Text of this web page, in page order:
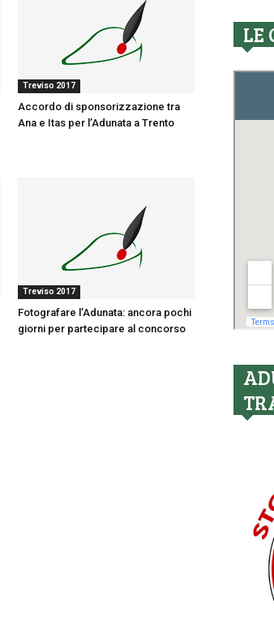
Treviso 2017
Accordo di sponsorizzazione tra
Ana e Itas per l’Adunata a Trento
Treviso 2017
Fotografare l’Adunata: ancora pochi
giorni per partecipare al concorso
LE